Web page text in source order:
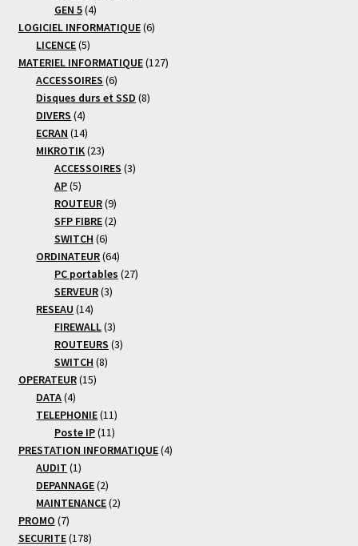
GEN 5 44
produits
LOGICIEL INFORMATIQUE 66
LICENCE 55
produits
MATERIEL INFORMATIQUE 127127
ACCESSOIRES 66
produits
Disques durs et SSD 88
DIVERS 44
produits
ECRAN 1414
produits
MIKROTIK 2323
produits
ACCESSOIRES 33
AP 55
produits
ROUTEUR 99
produits
SFP FIBRE 22
SWITCH 66
produits
ORDINATEUR 6464
produits
PC portables 2727
SERVEUR 33
RESEAU 1414
produits
FIREWALL 33
produits
ROUTEURS 33
SWITCH 88
OPERATEUR 1515
DATA 44
produits
TELEPHONIE 1111
produits
Poste IP 1111
produits
PRESTATION INFORMATIQUE 44
AUDIT 11
produit
DEPANNAGE 22
produits
MAINTENANCE 22
PROMO 77
produits
SECURITE 178178